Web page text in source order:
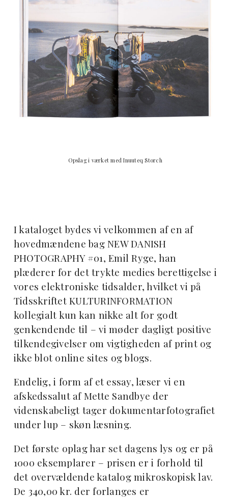
Opslag i værket med Inuuteq Storch
I kataloget bydes vi velkommen af en af
hovedmændene bag NEW DANISH
PHOTOGRAPHY #01, Emil Ryge, han
plæderer for det trykte medies berettigelse i
vores elektroniske tidsalder, hvilket vi på
Tidsskriftet KULTURINFORMATION
kollegialt kun kan nikke alt for godt
genkendende til – vi møder dagligt positive
tilkendegivelser om vigtigheden af print og
ikke blot online sites og blogs.
Endelig, i form af et essay, læser vi en
afskedssalut af Mette Sandbye der
videnskabeligt tager dokumentarfotografiet
under lup – skøn læsning.
Det første oplag har set dagens lys og er på
1000 eksemplarer – prisen er i forhold til
det overvældende katalog mikroskopisk lav.
De 340,00 kr. der forlanges er